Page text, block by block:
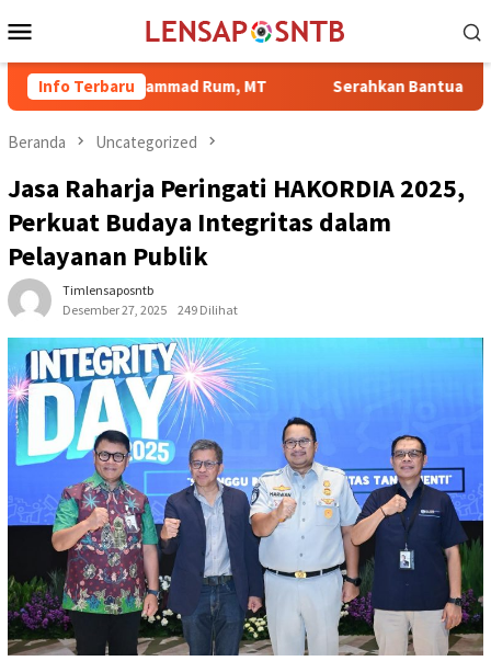
ke
Mobile
Info Terbaru
Rum, MT Serahkan Bantuan di Kelurahan
Beranda Uncategorized
Jasa Raharja Peringati HAKORDIA 2025,
Perkuat Budaya Integritas dalam
Pelayanan Publik
Timlensaposntb
Desember 27, 2025
249 Dilihat